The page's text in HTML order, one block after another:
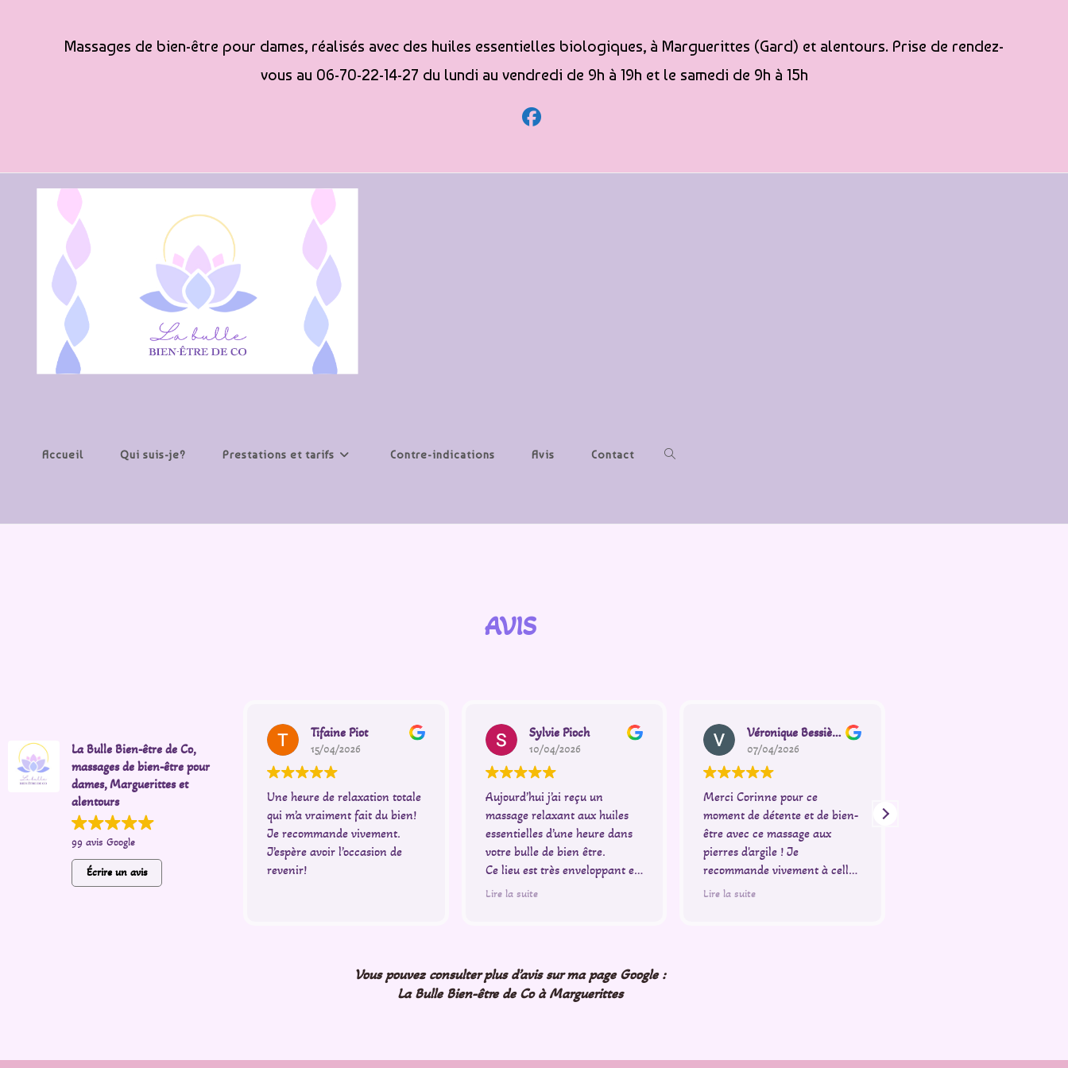
Massages de bien-être pour dames, réalisés avec des huiles essentielles biologiques, à Marguerittes (Gard) et alentours. Prise de rendez-
vous au 06-70-22-14-27 du lundi au vendredi de 9h à 19h et le samedi de 9h à 15h
Accueil Qui suis-je? Prestations et tarifs Contre-indications Avis Contact
AVIS
La Bulle Bien-être de Co,
massages de bien-être pour
dames, Marguerittes et
alentours
99 avis Google
Écrire un avis
Tifaine Piot
15/04/2026
Une heure de relaxation totale
qui m’a vraiment fait du bien!
Je recommande vivement.
J’espère avoir l’occasion de
revenir!
Sylvie Pioch
10/04/2026
Aujourd’hui j’ai reçu un
massage relaxant aux huiles
essentielles d’une heure dans
votre bulle de bien être.
Ce lieu est très enveloppant et
propice à la relaxation.
Merci pour cette parenthèse
de détente.
Lire la suite
Véronique Bessière
07/04/2026
Merci Corinne pour ce
moment de détente et de bien-
être avec ce massage aux
pierres d'argile ! Je
recommande vivement à celles
qui veulent se sentir
Lire la suite
Vous pouvez consulter plus d’avis sur ma page Google :
La Bulle Bien-être de Co à Marguerittes